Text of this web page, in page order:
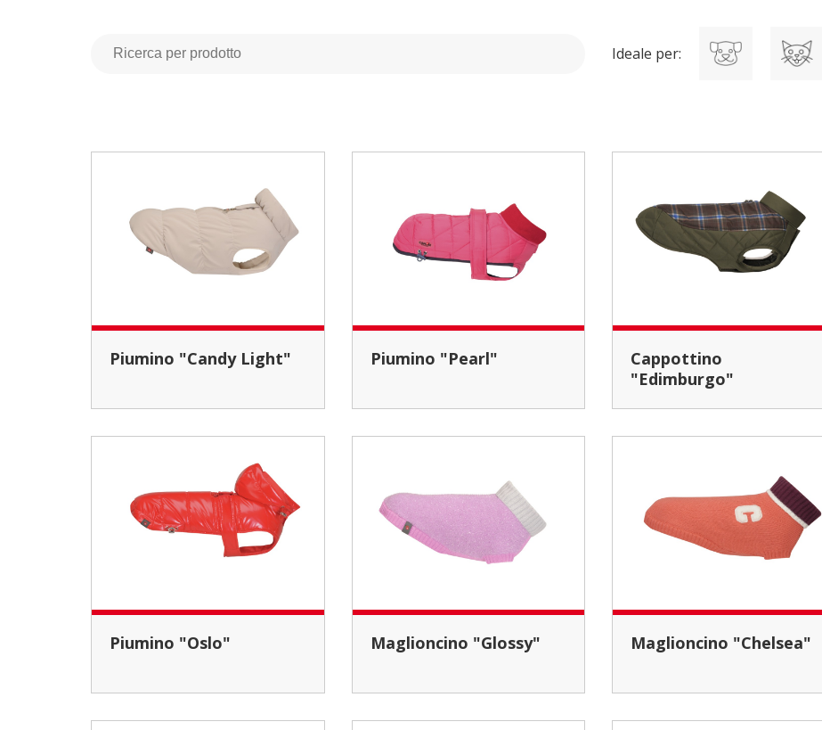
Ideale per:
Piumino "Candy Light" Piumino "Pearl"
Cappottino
"Edimburgo"
Piumino "Oslo" Maglioncino "Glossy" Maglioncino "Chelsea"